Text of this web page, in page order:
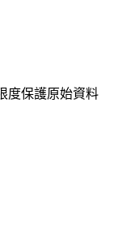
度保護原始資料